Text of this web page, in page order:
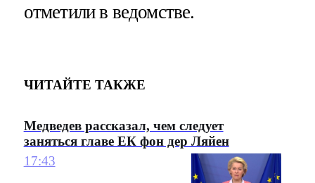
отметили в ведомстве.
ЧИТАЙТЕ ТАКЖЕ
Медведев рассказал, чем следует
заняться главе ЕК фон дер Ляйен
17:43